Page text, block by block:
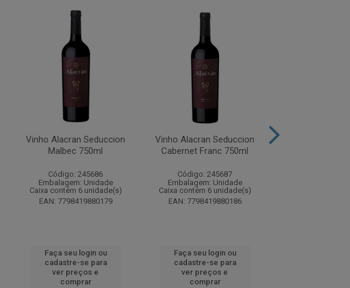
Vinho Alacran Seduccion
Malbec 750ml
Código: 245686
Embalagem: Unidade
Caixa contém 6 unidade(s)
EAN: 7798419880179
Faça seu login ou
cadastre-se para
ver preços e
comprar
Vinho Alacran Seduccion
Cabernet Franc 750ml
Código: 245687
Embalagem: Unidade
Caixa contém 6 unidade(s)
EAN: 7798419880186
Faça seu login ou
cadastre-se para
ver preços e
comprar